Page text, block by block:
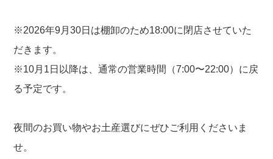
※2026年9月30日は棚卸のため18:00に閉店させていた
だきます。
※10月1日以降は、通常の営業時間（7:00〜22:00）に戻
る予定です。
夜間のお買い物やお土産選びにぜひご利用くださいま
せ。